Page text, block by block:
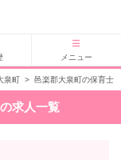
メニュー
泉町 > 邑楽郡大泉町の保育士
求人一覧